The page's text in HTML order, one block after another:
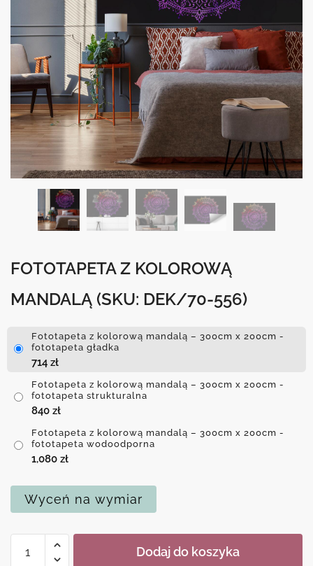
FOTOTAPETA Z KOLOROWĄ
MANDALĄ (SKU: DEK/70-556)
Fototapeta z kolorową mandalą – 300cm x 200cm -
fototapeta gładka
714 zł
Fototapeta z kolorową mandalą – 300cm x 200cm -
fototapeta strukturalna
840 zł
Fototapeta z kolorową mandalą – 300cm x 200cm -
fototapeta wodoodporna
1,080 zł
Wyceń na wymiar
Fototapeta
Dodaj do koszyka